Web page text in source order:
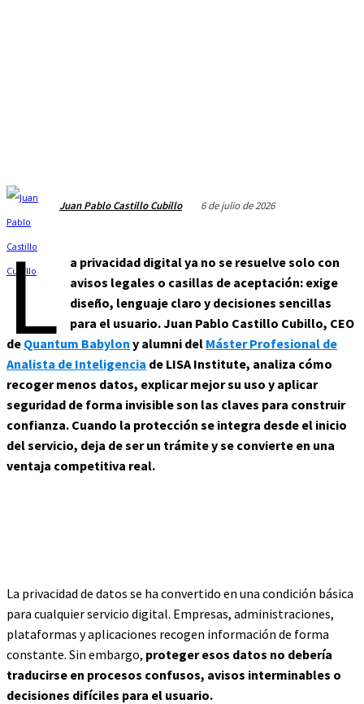
Juan Pablo Castillo Cubillo 6 de julio de 2026
L
a privacidad digital ya no se resuelve solo con
avisos legales o casillas de aceptación: exige
diseño, lenguaje claro y decisiones sencillas
para el usuario. Juan Pablo Castillo Cubillo, CEO
de Quantum Babylon y alumni del Máster Profesional de
Analista de Inteligencia de LISA Institute, analiza cómo
recoger menos datos, explicar mejor su uso y aplicar
seguridad de forma invisible son las claves para construir
confianza. Cuando la protección se integra desde el inicio
del servicio, deja de ser un trámite y se convierte en una
ventaja competitiva real.
La privacidad de datos se ha convertido en una condición básica
para cualquier servicio digital. Empresas, administraciones,
plataformas y aplicaciones recogen información de forma
constante. Sin embargo, proteger esos datos no debería
traducirse en procesos confusos, avisos interminables o
decisiones difíciles para el usuario.